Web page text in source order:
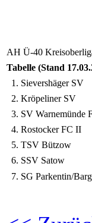
AH Ü-40
Tabelle (Stand
1. Sievershäger SV
2. Kröpeliner SV
3. SV Warnemünde
4. Rostocker FC II
5. TSV Bützow
6. SSV Satow
7. SG Parkentin/